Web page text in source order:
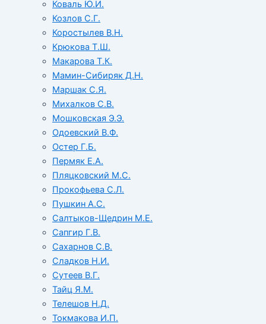
Коваль Ю.И.
Козлов С.Г.
Коростылев В.Н.
Крюкова Т.Ш.
Макарова Т.К.
Мамин-Сибиряк Д.Н.
Маршак С.Я.
Михалков С.В.
Мошковская Э.Э.
Одоевский В.Ф.
Остер Г.Б.
Пермяк Е.А.
Пляцковский М.С.
Прокофьева С.Л.
Пушкин А.С.
Салтыков-Щедрин М.Е.
Сапгир Г.В.
Сахарнов С.В.
Сладков Н.И.
Сутеев В.Г.
Тайц Я.М.
Телешов Н.Д.
Токмакова И.П.